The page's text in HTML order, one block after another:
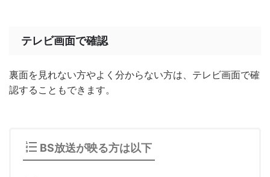
テレビ画面で確認
裏面を見れない方やよく分からない方は、テレビ画面で確
認することもできます。
BS放送が映る方は以下